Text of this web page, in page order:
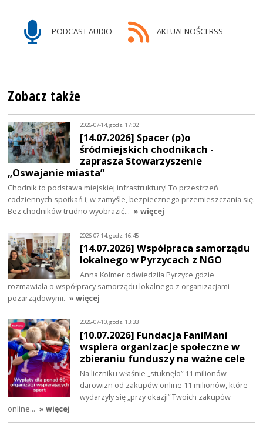
PODCAST AUDIO AKTUALNOŚCI RSS
Zobacz także
2026-07-14, godz. 17:02
[14.07.2026] Spacer (p)o
śródmiejskich chodnikach -
zaprasza Stowarzyszenie
„Oswajanie miasta”
Chodnik to podstawa miejskiej infrastruktury! To przestrzeń
codziennych spotkań i, w zamyśle, bezpiecznego przemieszczania się.
Bez chodników trudno wyobrazić… » więcej
2026-07-14, godz. 16:45
[14.07.2026] Współpraca samorządu
lokalnego w Pyrzycach z NGO
Anna Kolmer odwiedziła Pyrzyce gdzie
rozmawiała o współpracy samorządu lokalnego z organizacjami
pozarządowymi. » więcej
2026-07-10, godz. 13:33
[10.07.2026] Fundacja FaniMani
wspiera organizacje społeczne w
zbieraniu funduszy na ważne cele
Na liczniku właśnie „stuknęło” 11 milionów
darowizn od zakupów online 11 milionów, które
wydarzyły się „przy okazji” Twoich zakupów
online… » więcej